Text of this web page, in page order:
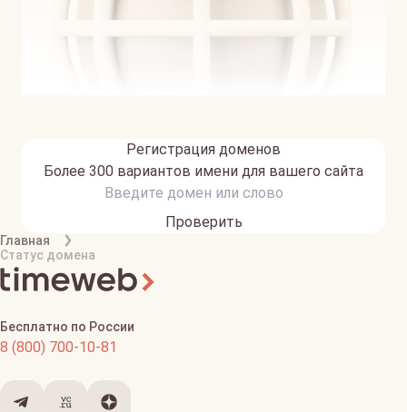
Регистрация доменов
Более 300 вариантов имени для вашего сайта
Проверить
Главная
Статус домена
Бесплатно по России
8 (800) 700-10-81